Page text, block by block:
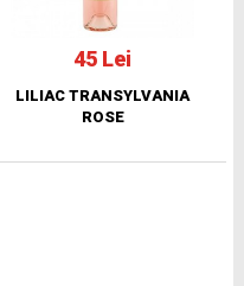
45 Lei
LILIAC TRANSYLVANIA
ROSE